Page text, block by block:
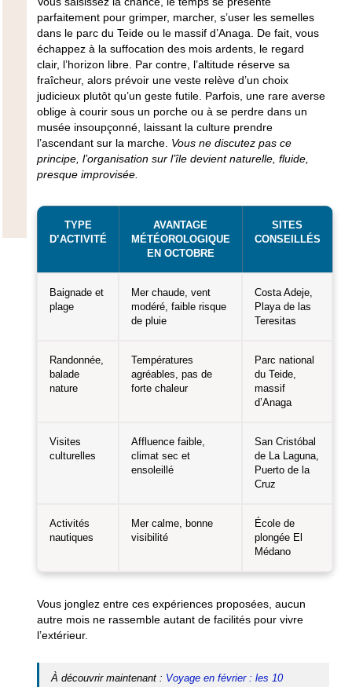
parfaitement pour grimper, marcher, s’user les semelles
dans le parc du Teide ou le massif d’Anaga. De fait, vous
échappez à la suffocation des mois ardents, le regard
clair, l’horizon libre. Par contre, l’altitude réserve sa
fraîcheur, alors prévoir une veste relève d’un choix
judicieux plutôt qu’un geste futile. Parfois, une rare averse
oblige à courir sous un porche ou à se perdre dans un
musée insoupçonné, laissant la culture prendre
l’ascendant sur la marche. Vous ne discutez pas ce
principe, l’organisation sur l’île devient naturelle, fluide,
presque improvisée.
TYPE
D’ACTIVITÉ
AVANTAGE
MÉTÉOROLOGIQUE
EN OCTOBRE
SITES
CONSEILLÉS
Baignade et
plage
Mer chaude, vent
modéré, faible risque
de pluie
Costa Adeje,
Playa de las
Teresitas
Randonnée,
balade
nature
Températures
agréables, pas de
forte chaleur
Parc national
du Teide,
massif
d’Anaga
Visites
culturelles
Affluence faible,
climat sec et
ensoleillé
San Cristóbal
de La Laguna,
Puerto de la
Cruz
Activités
nautiques
Mer calme, bonne
visibilité
École de
plongée El
Médano
Vous jonglez entre ces expériences proposées, aucun
autre mois ne rassemble autant de facilités pour vivre
l’extérieur.
À découvrir maintenant : Voyage en février : les 10